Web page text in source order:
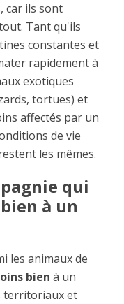
car ils sont
Tant qu'ils
constantes et
rapidement à
exotiques
tortues) et
affectés par un
de vie
les mêmes.
qui
à un
les animaux de
bien à un
territoriaux et